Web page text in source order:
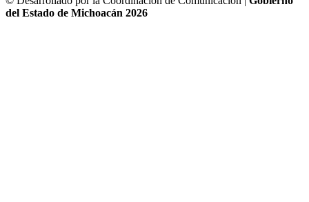
del Estado de Michoacán 2026